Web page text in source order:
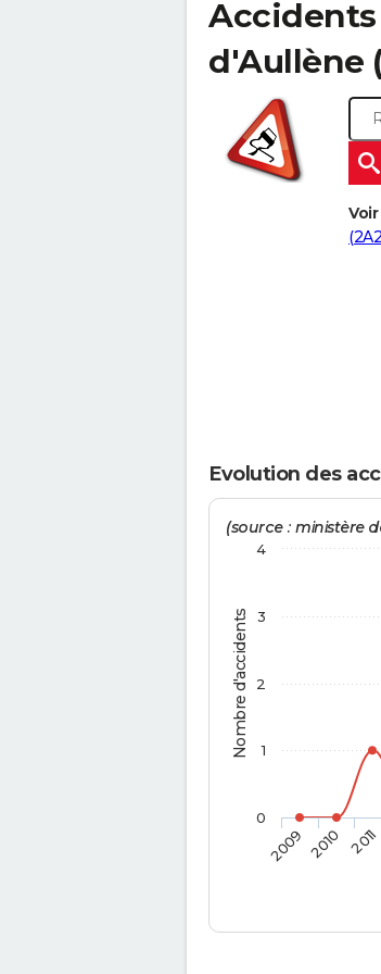
Accidents
d'Aullène
Voir
Evolution des
Nombre d'accidents
(source : ministère
2009 2010 2011
0
1
2
3
4